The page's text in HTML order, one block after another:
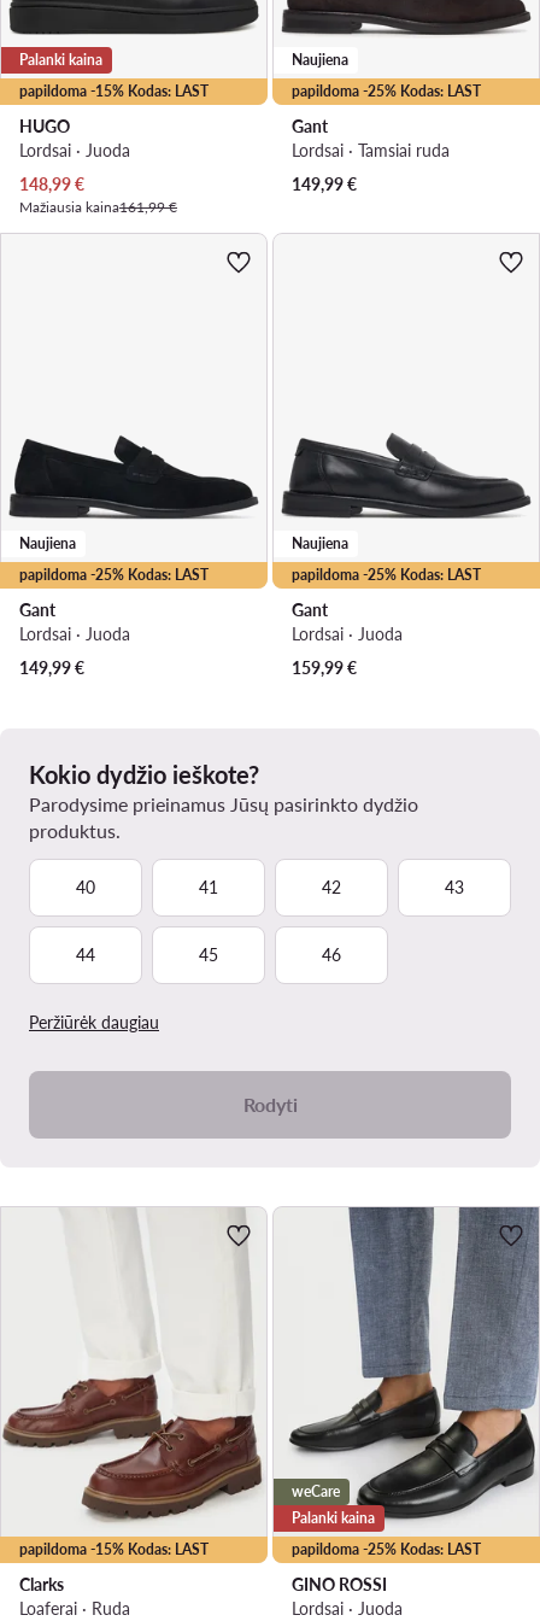
papildoma -15% Kodas: LAST
Palanki kaina
HUGO
Lordsai · Juoda
Dabartinė kaina
148,99€
Mažiausia kaina161,99 €
papildoma -25% Kodas: LAST
Naujiena
Gant
Lordsai · Tamsiai ruda
149,99€
papildoma -25% Kodas: LAST
Naujiena
Gant
Lordsai · Juoda
149,99€
papildoma -25% Kodas: LAST
Naujiena
Gant
Lordsai · Juoda
159,99€
Kokio dydžio ieškote?
Parodysime prieinamus Jūsų pasirinkto dydžio
produktus.
40 41 42 43
44 45 46
Peržiūrėk daugiau
Rodyti
papildoma -15% Kodas: LAST
Clarks
Loaferai · Ruda
papildoma -25% Kodas: LAST
weCare
Palanki kaina
GINO ROSSI
Lordsai · Juoda